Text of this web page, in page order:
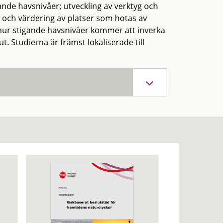
havsnivåer; utveckling av verktyg och
värdering av platser som hotas av
stigande havsnivåer kommer att inverka
Studierna är främst lokaliserade till